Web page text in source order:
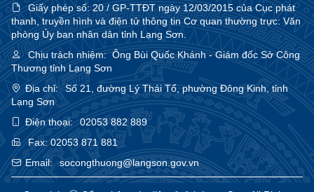
Giấy phép số:20 / GP-TTĐT ngày 12/03/2015 của Cục phát
thanh, truyền hình và điện tử thông tin Cơ quan thường trực: Văn
phòng Ủy ban nhân dân tỉnh Lạng Sơn.
Chịu trách nhiệm:Ông Bùi Quốc Khánh - Giám đốc Sở Công
Thương tỉnh Lạng Sơn
Địa chỉ:
Số 21, đường Lý Thái Tổ, phường Đông Kinh, tỉnh
Lạng Sơn
Điện thoại:
02053 882 889
Fax:02053 871 881
Email:
socongthuong@langson.gov.vn